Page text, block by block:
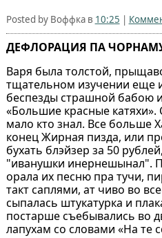
Posted by Воффка в 10:25 |
ДЕФЛОРАЦИЯ ПА
Варя была толстой,
тщательном изучении еще
беспезды страшной бабою
«Большие красные катяхи».
мало кто знал. Все больше
конец Жирная пизда, или
бухать блэйзер за 50
"иванушки инернешынал".
орала их песню пра тучи,
такт саплями, ат чиво во
сыпалась штукатурка и
постарше съебывались во
лапухам со словами «На те